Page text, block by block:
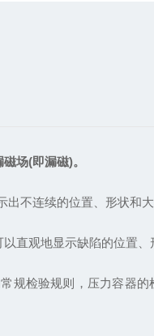
场(即漏磁)。
不连续的位置、形状和大
观地显示缺陷的位置、
检验规则，压力容器的